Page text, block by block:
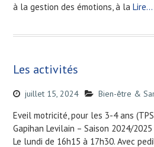
à la gestion des émotions, à la Lire…
Les activités
juillet 15, 2024 Bien-être &
Eveil motricité, pour les 3-4 ans
Gapihan Levilain – Saison 2024/
Le lundi de 16h15 à 17h30. Avec